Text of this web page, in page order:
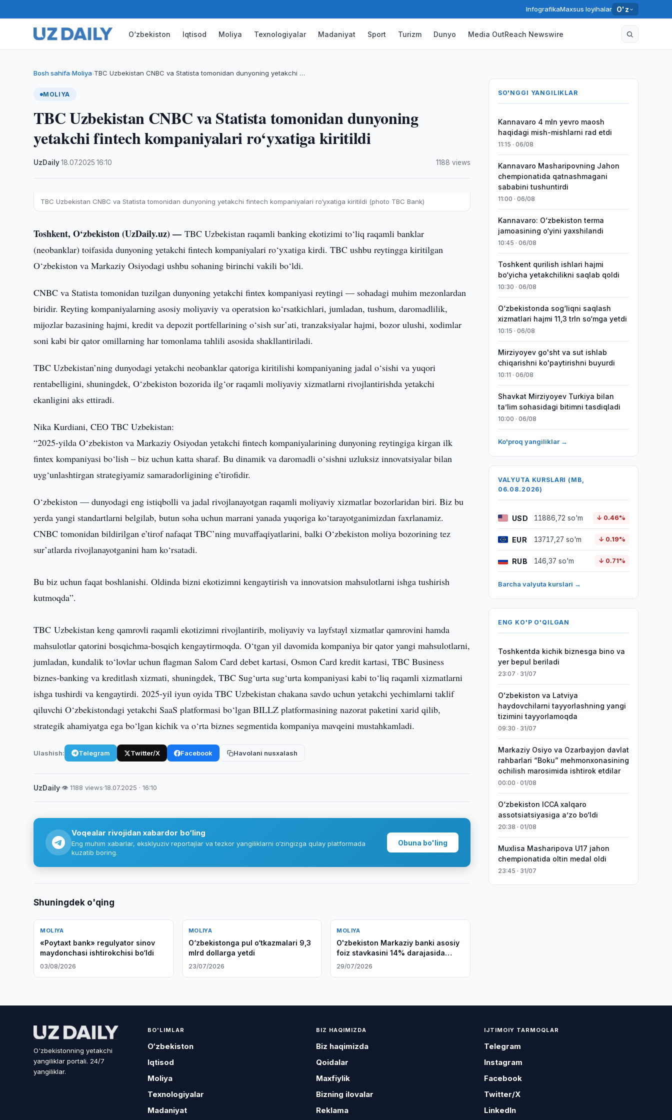
InfografikaMaxsus loyihalar O'z
O‘zbekiston Iqtisod Moliya Texnologiyalar Madaniyat Sport Turizm Dunyo Media OutReach Newswire
Bosh sahifa›Moliya›TBC Uzbekistan CNBC va Statista tomonidan dunyoning yetakchi …
MOLIYA
TBC Uzbekistan CNBC va Statista tomonidan dunyoning
yetakchi fintech kompaniyalari ro‘yxatiga kiritildi
UzDaily·18.07.2025 ·16:10 1188 views
TBC Uzbekistan CNBC va Statista tomonidan dunyoning yetakchi fintech kompaniyalari ro‘yxatiga kiritildi (photo TBC Bank)
Toshkent, O‘zbekiston (UzDaily.uz) —TBC Uzbekistan raqamli banking ekotizimi to‘liq raqamli banklar
(neobanklar) toifasida dunyoning yetakchi fintech kompaniyalari ro‘yxatiga kirdi. TBC ushbu reytingga kiritilgan
O‘zbekiston va Markaziy Osiyodagi ushbu sohaning birinchi vakili bo‘ldi.
CNBC va Statista tomonidan tuzilgan dunyoning yetakchi fintex kompaniyasi reytingi — sohadagi muhim mezonlardan
biridir. Reyting kompaniyalarning asosiy moliyaviy va operatsion ko‘rsatkichlari, jumladan, tushum, daromadlilik,
mijozlar bazasining hajmi, kredit va depozit portfellarining o‘sish sur’ati, tranzaksiyalar hajmi, bozor ulushi, xodimlar
soni kabi bir qator omillarning har tomonlama tahlili asosida shakllantiriladi.
TBC Uzbekistan’ning dunyodagi yetakchi neobanklar qatoriga kiritilishi kompaniyaning jadal o‘sishi va yuqori
rentabelligini, shuningdek, O‘zbekiston bozorida ilg‘or raqamli moliyaviy xizmatlarni rivojlantirishda yetakchi
ekanligini aks ettiradi.
Nika Kurdiani, CEO TBC Uzbekistan:
“2025-yilda O‘zbekiston va Markaziy Osiyodan yetakchi fintech kompaniyalarining dunyoning reytingiga kirgan ilk
fintex kompaniyasi bo‘lish – biz uchun katta sharaf. Bu dinamik va daromadli o‘sishni uzluksiz innovatsiyalar bilan
uyg‘unlashtirgan strategiyamiz samaradorligining e’tirofidir.
O‘zbekiston — dunyodagi eng istiqbolli va jadal rivojlanayotgan raqamli moliyaviy xizmatlar bozorlaridan biri. Biz bu
yerda yangi standartlarni belgilab, butun soha uchun marrani yanada yuqoriga ko‘tarayotganimizdan faxrlanamiz.
CNBC tomonidan bildirilgan e’tirof nafaqat TBC’ning muvaffaqiyatlarini, balki O‘zbekiston moliya bozorining tez
sur’atlarda rivojlanayotganini ham ko‘rsatadi.
Bu biz uchun faqat boshlanishi. Oldinda bizni ekotizimni kengaytirish va innovatsion mahsulotlarni ishga tushirish
kutmoqda”.
TBC Uzbekistan keng qamrovli raqamli ekotizimni rivojlantirib, moliyaviy va layfstayl xizmatlar qamrovini hamda
mahsulotlar qatorini bosqichma-bosqich kengaytirmoqda. O‘tgan yil davomida kompaniya bir qator yangi mahsulotlarni,
jumladan, kundalik to‘lovlar uchun flagman Salom Card debet kartasi, Osmon Card kredit kartasi, TBC Business
biznes-banking va kreditlash xizmati, shuningdek, TBC Sug‘urta sug‘urta kompaniyasi kabi to‘liq raqamli xizmatlarni
ishga tushirdi va kengaytirdi. 2025-yil iyun oyida TBC Uzbekistan chakana savdo uchun yetakchi yechimlarni taklif
qiluvchi O‘zbekistondagi yetakchi SaaS platformasi bo‘lgan BILLZ platformasining nazorat paketini xarid qilib,
strategik ahamiyatga ega bo‘lgan kichik va o‘rta biznes segmentida kompaniya mavqeini mustahkamladi.
Ulashish: Telegram Twitter/X Facebook Havolani nusxalash
UzDaily·👁 1188 views·18.07.2025 · 16:10
Voqealar rivojidan xabardor bo‘ling
Eng muhim xabarlar, eksklyuziv reportajlar va tezkor yangiliklarni o‘zingizga qulay platformada
kuzatib boring.
Obuna bo'ling
Shuningdek o'qing
MOLIYA
«Poytaxt bank» regulyator sinov
maydonchasi ishtirokchisi bo‘ldi
03/08/2026
MOLIYA
O‘zbekistonga pul o‘tkazmalari 9,3
mlrd dollarga yetdi
23/07/2026
MOLIYA
O'zbekiston Markaziy banki asosiy
foiz stavkasini 14% darajasida
saqlab qoldi
29/07/2026
SO'NGGI YANGILIKLAR
Kannavaro 4 mln yevro maosh
haqidagi mish-mishlarni rad etdi
11:15 · 06/08
Kannavaro Masharipovning Jahon
chempionatida qatnashmagani
sababini tushuntirdi
11:00 · 06/08
Kannavaro: O‘zbekiston terma
jamoasining o‘yini yaxshilandi
10:45 · 06/08
Toshkent qurilish ishlari hajmi
bo‘yicha yetakchilikni saqlab qoldi
10:30 · 06/08
O‘zbekistonda sog‘liqni saqlash
xizmatlari hajmi 11,3 trln so‘mga yetdi
10:15 · 06/08
Mirziyoyev go'sht va sut ishlab
chiqarishni ko'paytirishni buyurdi
10:11 · 06/08
Shavkat Mirziyoyev Turkiya bilan
taʼlim sohasidagi bitimni tasdiqladi
10:00 · 06/08
Ko'proq yangiliklar →
VALYUTA KURSLARI (MB,
06.08.2026)
USD 11886,72 so'm ↓ 0.46%
EUR 13717,27 so'm ↓ 0.19%
RUB 146,37 so'm ↓ 0.71%
Barcha valyuta kurslari →
ENG KO'P O'QILGAN
Toshkentda kichik biznesga bino va
yer bepul beriladi
23:07 · 31/07
Oʻzbekiston va Latviya
haydovchilarni tayyorlashning yangi
tizimini tayyorlamoqda
09:30 · 31/07
Markaziy Osiyo va Ozarbayjon davlat
rahbarlari “Boku” mehmonxonasining
ochilish marosimida ishtirok etdilar
00:00 · 01/08
O‘zbekiston ICCA xalqaro
assotsiatsiyasiga aʼzo bo‘ldi
20:38 · 01/08
Muxlisa Masharipova U17 jahon
chempionatida oltin medal oldi
23:45 · 31/07
O'zbekistonning yetakchi
yangiliklar portali. 24/7
yangiliklar.
BO'LIMLAR
O‘zbekiston
Iqtisod
Moliya
Texnologiyalar
Madaniyat
BIZ HAQIMIZDA
Biz haqimizda
Qoidalar
Maxfiylik
Bizning ilovalar
Reklama
IJTIMOIY TARMOQLAR
Telegram
Instagram
Facebook
Twitter/X
LinkedIn